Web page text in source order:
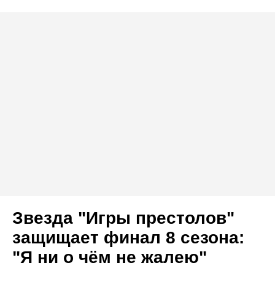
Звезда "Игры престолов"
защищает финал 8 сезона:
"Я ни о чём не жалею"